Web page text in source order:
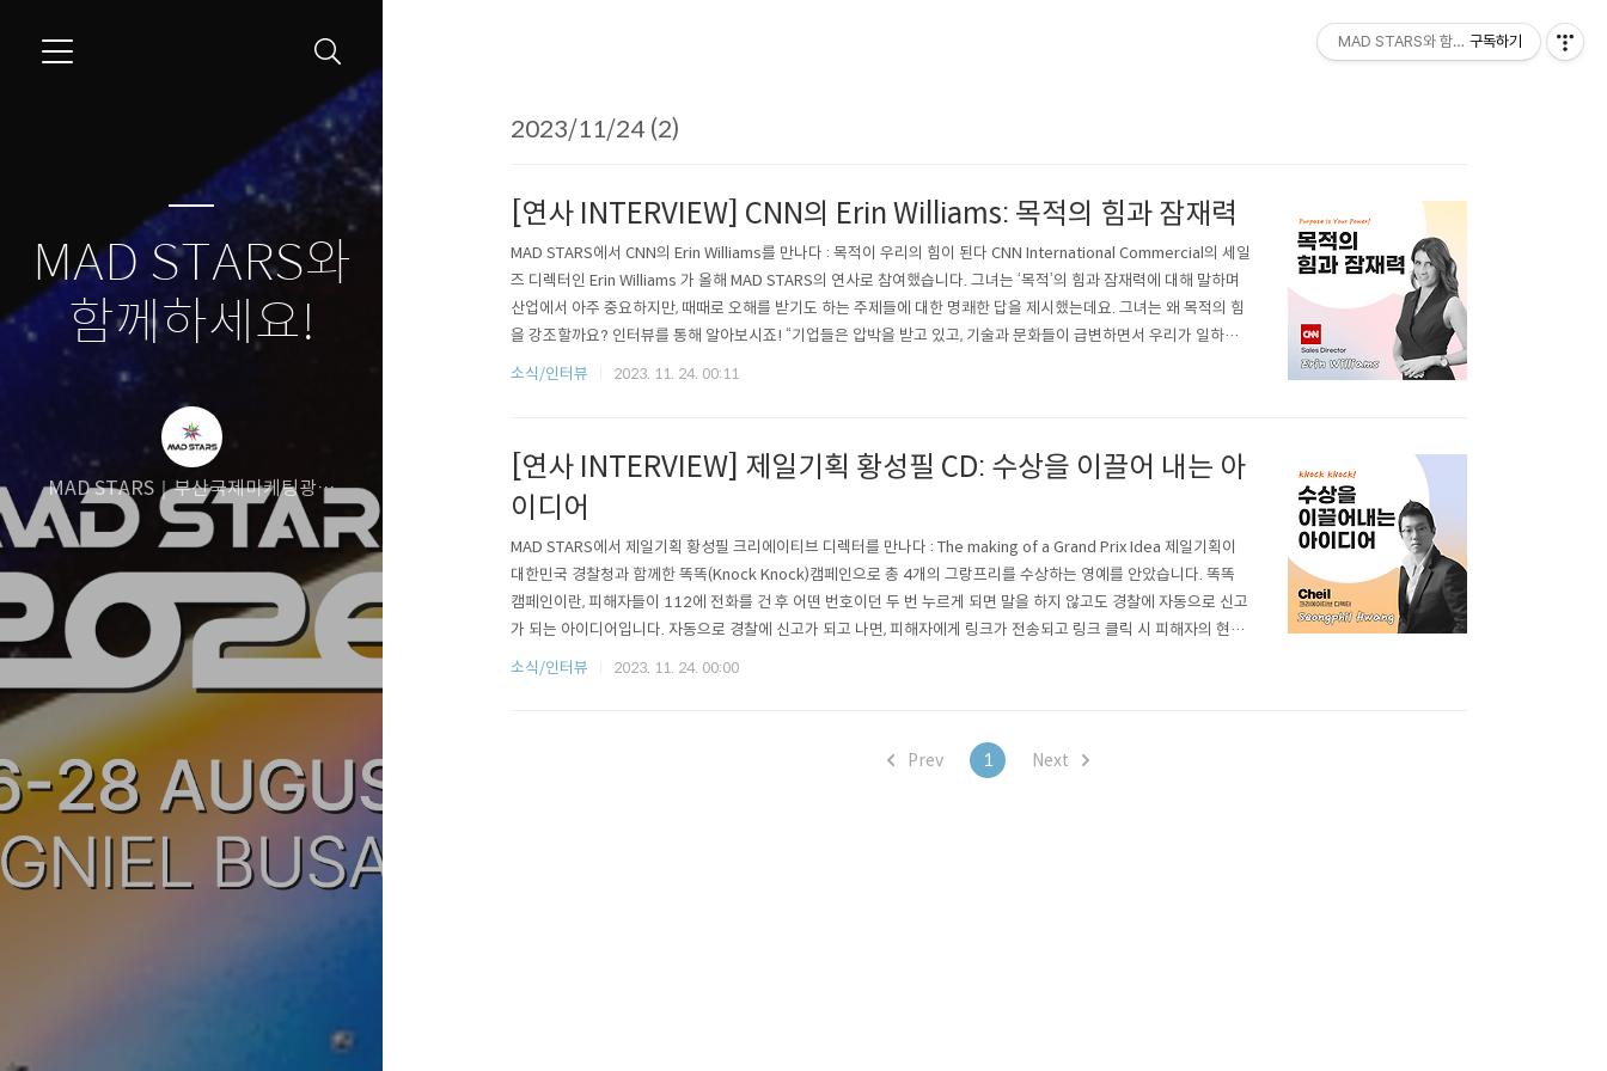
MAD STARS와
함께하세요!
MAD STARS｜부산국제마케팅광고
제
2023/11/24 (2)
[연사 INTERVIEW] CNN의 Erin Williams: 목적의 힘과 잠재력
MAD STARS에서 CNN의 Erin Williams를 만나다 : 목적이 우리의 힘이 된다 CNN International Commercial의 세일
즈 디렉터인 Erin Williams 가 올해 MAD STARS의 연사로 참여했습니다. 그녀는 ‘목적’의 힘과 잠재력에 대해 말하며
산업에서 아주 중요하지만, 때때로 오해를 받기도 하는 주제들에 대한 명쾌한 답을 제시했는데요. 그녀는 왜 목적의 힘
을 강조할까요? 인터뷰를 통해 알아보시죠! “기업들은 압박을 받고 있고, 기술과 문화들이 급변하면서 우리가 일하고
또 소비하는 브랜드들에 대한 새로운 태도가 만들어지고 있습니다. 분명하고 명확한 목적을 가진 회사들은 그렇지 않
소식/인터뷰 2023. 11. 24. 00:11
[연사 INTERVIEW] 제일기획 황성필 CD: 수상을 이끌어 내는 아
이디어
MAD STARS에서 제일기획 황성필 크리에이티브 디렉터를 만나다 : The making of a Grand Prix Idea 제일기획이
대한민국 경찰청과 함께한 똑똑(Knock Knock)캠페인으로 총 4개의 그랑프리를 수상하는 영예를 안았습니다. 똑똑
캠페인이란, 피해자들이 112에 전화를 건 후 어떤 번호이던 두 번 누르게 되면 말을 하지 않고도 경찰에 자동으로 신고
가 되는 아이디어입니다. 자동으로 경찰에 신고가 되고 나면, 피해자에게 링크가 전송되고 링크 클릭 시 피해자의 현장
상황과 위치를 추적해 가해자의 눈을 피해 경찰과 피해자가 의사소통을 할 수 있게 됩니다. 올해 세계적인 어워드에서
소식/인터뷰 2023. 11. 24. 00:00
Prev 1 Next
MAD STARS와 함께하세요!
구독하기